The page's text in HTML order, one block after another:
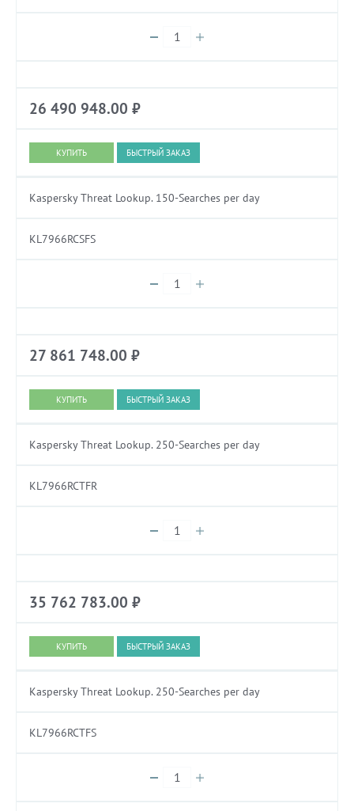
26 490 948.00 ₽
БЫСТРЫЙ ЗАКАЗ
Kaspersky Threat Lookup. 150-Searches per day
KL7966RCSFS
27 861 748.00 ₽
БЫСТРЫЙ ЗАКАЗ
Kaspersky Threat Lookup. 250-Searches per day
KL7966RCTFR
35 762 783.00 ₽
БЫСТРЫЙ ЗАКАЗ
Kaspersky Threat Lookup. 250-Searches per day
KL7966RCTFS